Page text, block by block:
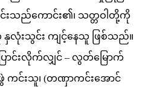
းသည်ကောင်း၏၊ သတ္တဝါတို့ကို
လုံးသွင်း ကျင့်နေသူ ဖြစ်သည်။
ောင်းလိုက်လျှင် – လွတ်မြောက်
ကင်းသူ၊ (တဏှာကင်းအောင်